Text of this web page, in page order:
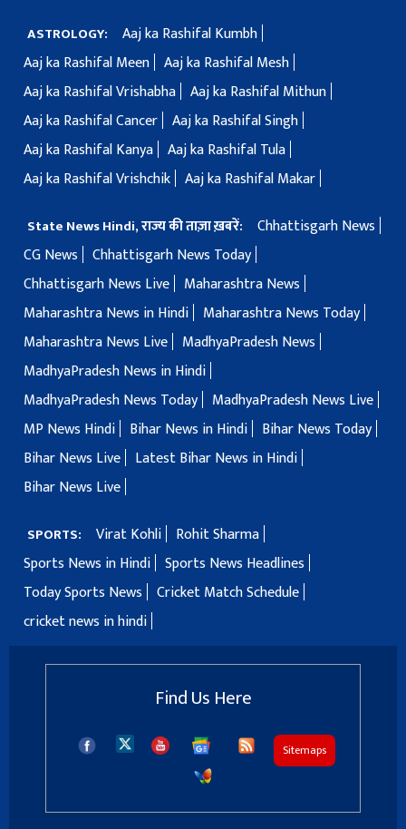
ASTROLOGY:
Aaj ka Rashifal Kumbh
Aaj ka Rashifal Meen Aaj ka Rashifal Mesh
Aaj ka Rashifal Vrishabha Aaj ka Rashifal Mithun
Aaj ka Rashifal Cancer Aaj ka Rashifal Singh
Aaj ka Rashifal Kanya Aaj ka Rashifal Tula
Aaj ka Rashifal Vrishchik Aaj ka Rashifal Makar
State News Hindi, राज्य की ताज़ा ख़बरें:
Chhattisgarh News
CG News
Chhattisgarh News Today
Chhattisgarh News Live
Maharashtra News
Maharashtra News in Hindi
Maharashtra News Today
Maharashtra News Live
MadhyaPradesh News
MadhyaPradesh News in Hindi
MadhyaPradesh News Today
MadhyaPradesh News Live
MP News Hindi
Bihar News in Hindi
Bihar News Today
Bihar News Live
Latest Bihar News in Hindi
Bihar News Live
SPORTS: Virat Kohli
Rohit Sharma
Sports News in Hindi Sports News Headlines
Today Sports News
Cricket Match Schedule
cricket news in hindi
Find Us Here
Sitemaps